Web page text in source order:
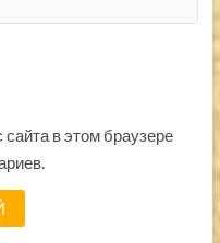
в этом браузере